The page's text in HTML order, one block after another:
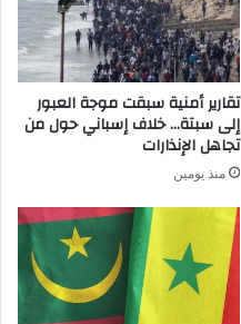
تقارير أمنية سبقت موجة العبور
إلى سبتة… خلاف إسباني حول من
تجاهل الإنذارات
منذ يومين